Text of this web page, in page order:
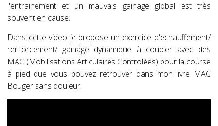
l'entrainement et un mauvais gainage global est très
souvent en cause.
Dans cette video je propose un exercice d'échauffement/
renforcement/ gainage dynamique à coupler avec des
MAC (Mobilisations Articulaires Controlées) pour la course
à pied que vous pouvez retrouver dans mon livre MAC
Bouger sans douleur.